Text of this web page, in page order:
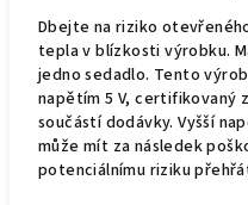
Dbejte na riziko
tepla v blízkosti výrobku.
jedno sedadlo. Tento
napětím 5 V, certifikovaný
součástí dodávky. Vyšší
může mít za následek
potenciálnímu riziku